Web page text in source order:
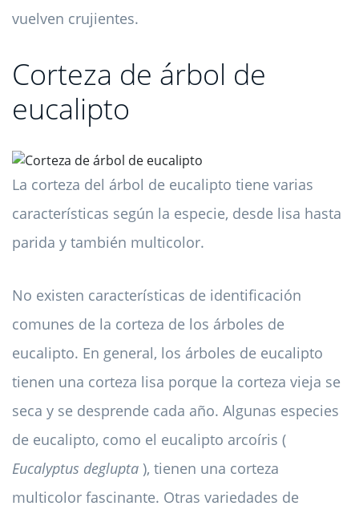
vuelven crujientes.
Corteza de árbol de
eucalipto
La corteza del árbol de eucalipto tiene varias
características según la especie, desde lisa hasta
parida y también multicolor.
No existen características de identificación
comunes de la corteza de los árboles de
eucalipto. En general, los árboles de eucalipto
tienen una corteza lisa porque la corteza vieja se
seca y se desprende cada año. Algunas especies
de eucalipto, como el eucalipto arcoíris (
Eucalyptus deglupta ), tienen una corteza
multicolor fascinante. Otras variedades de